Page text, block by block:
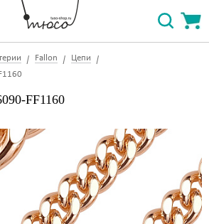
Fallon
Цепи
FF1160